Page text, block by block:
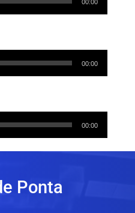
00:00
00:00
00:00
Ponta